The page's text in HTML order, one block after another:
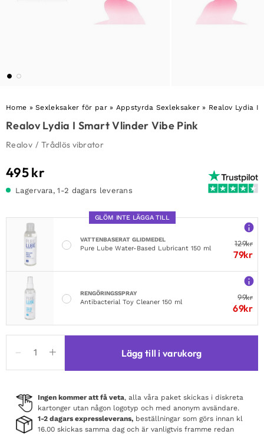
Home »Sexleksaker för par» Appstyrda Sexleksaker » Realov Lydia I
Realov Lydia I Smart Vlinder Vibe Pink
Realov / Trådlös vibrator
495kr
Lagervara, 1-2 dagars leverans
GLÖM INTE LÄGGA TILL
VATTENBASERAT GLIDMEDEL
Pure Lube Water-Based Lubricant 150 ml
129kr
79kr
RENGÖRINGSSPRAY
Antibacterial Toy Cleaner 150 ml
99kr
69kr
Lydia
I
Vlinder
Vibe
Pink
Lägg till i varukorg
Ingen kommer att få veta, alla våra paket skickas i diskreta
kartonger utan någon logotyp och med anonym avsändare.
1-2 dagars expressleverans, beställningar som görs innan kl
16.00 skickas samma dag och är vanligtvis framme redan